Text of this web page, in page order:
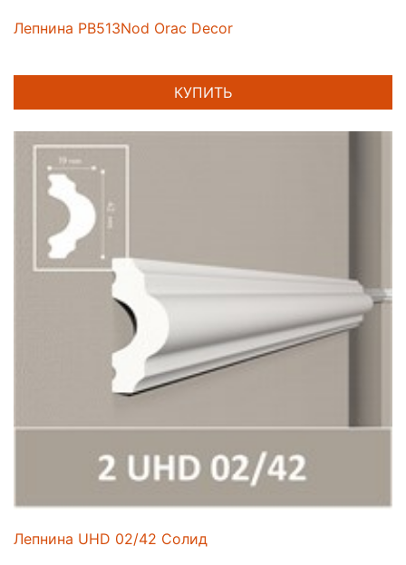
Лепнина PB513Nod Orac Decor
КУПИТЬ
Лепнина UHD 02/42 Солид